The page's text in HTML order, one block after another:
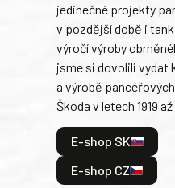
jedinečné projekty
v pozdější době i
výročí výroby
jsme si dovolili vydat
a výrobě
Škoda v letech 1919 až
E-shop SK
E-shop CZ